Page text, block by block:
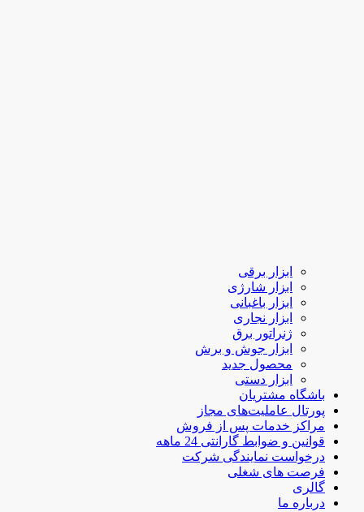
ابزار برقی
ابزار شارژی
ابزار باغبانی
ابزار نجاری
ژنراتور برق
ابزار جوش و برش
محصول جدید
ابزار دستی
باشگاه مشتریان
پورتال عاملیت‌های مجاز
مراکز خدمات پس از فروش
قوانین و ضوابط گارانتی 24 ماهه
درخواست نمایندگی شرکت
فرصت های شغلی
گالری
درباره ما